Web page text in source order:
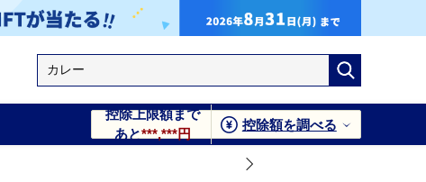
控除上限額まで
あと***,***円
控除額を調べる